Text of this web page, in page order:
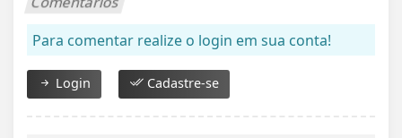
Para comentar realize o login em sua conta!
Login Cadastre-se